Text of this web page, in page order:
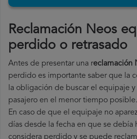
Reclamación Neos
perdido o retrasado
Antes de presentar una reclamación
perdido es importante saber que la
la obligación de buscar el equipaje y
pasajero en el menor tiempo posible.
En caso de que el equipaje no
días desde la fecha en que se debía
considera perdido y se puede